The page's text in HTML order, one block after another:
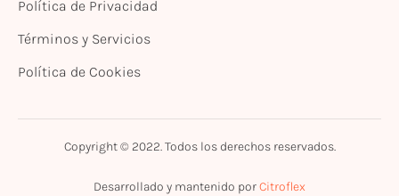
Política de Privacidad
Términos y Servicios
Política de Cookies
Copyright © 2022. Todos los derechos reservados.
Desarrollado y mantenido porCitroflex